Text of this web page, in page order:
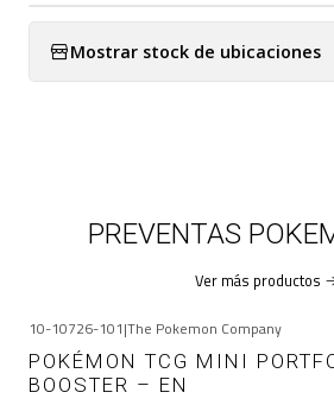
Mostrar stock de ubicaciones
PREVENTAS
Ver más productos
10-10726-101|The Pokemon Company
POKÉMON TCG MINI
BOOSTER – EN